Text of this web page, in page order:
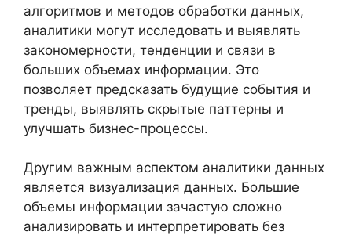
алгоритмов и методов обработки данных,
аналитики могут исследовать и выявлять
закономерности, тенденции и связи в
больших объемах информации. Это
позволяет предсказать будущие события и
тренды, выявлять скрытые паттерны и
улучшать бизнес-процессы.
Другим важным аспектом аналитики данных
является визуализация данных. Большие
объемы информации зачастую сложно
анализировать и интерпретировать без